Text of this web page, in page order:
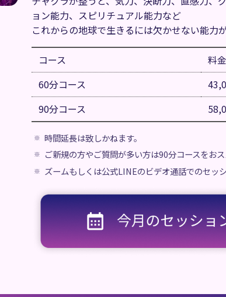
ョン能力、スピリチュアル能力など
これからの地球で生きるには欠かせない能力
コース
料金
60分コース
90分コース
時間延長は致しかねます。
ご新規の方やご質問が多い方は90分コースをおス
ズームもしくは公式LINEのビデオ通話でのセッ